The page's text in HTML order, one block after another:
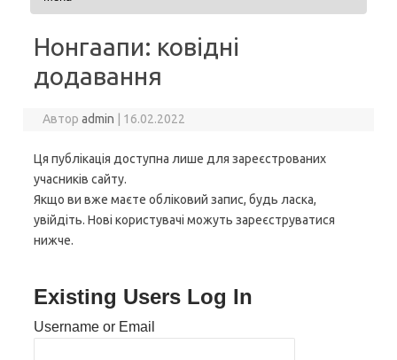
Нонгаапи: ковідні
додавання
Авторadmin 16.02.2022
Ця публікація доступна лише для зареєстрованих
учасників сайту.
Якщо ви вже маєте обліковий запис, будь ласка,
увійдіть. Нові користувачі можуть зареєструватися
нижче.
Existing Users Log In
Username or Email